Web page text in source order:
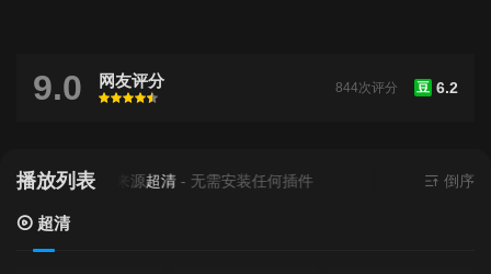
9.0 网友评分
很差
较差还行推荐力荐
豆 6.2
844次评分
播放列表
当前资源来源 超清- 无需安装任何插件 倒序
超清